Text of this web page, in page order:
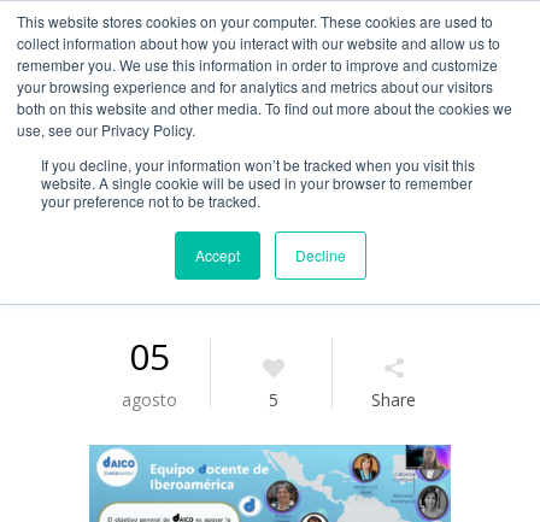
This website stores cookies on your computer. These cookies are used to
collect information about how you interact with our website and allow us to
remember you. We use this information in order to improve and customize
your browsing experience and for analytics and metrics about our visitors
both on this website and other media. To find out more about the cookies we
use, see our Privacy Policy.
If you decline, your information won’t be tracked when you visit this
website. A single cookie will be used in your browser to remember
your preference not to be tracked.
Accept Decline
Guía de uso
Acceso / Registro
05
agosto 5 Share